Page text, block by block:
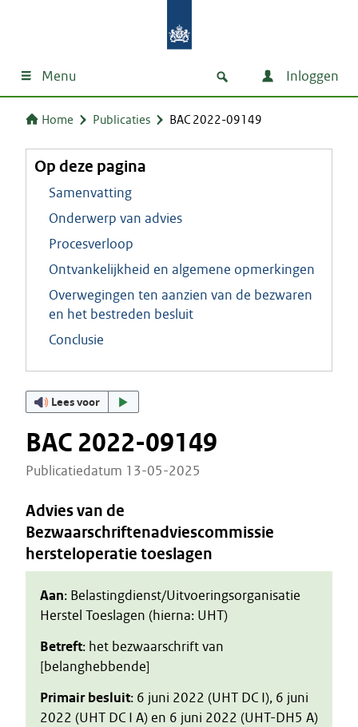
Menu Inloggen
Home Publicaties BAC 2022-09149
Op deze pagina
Samenvatting
Onderwerp van advies
Procesverloop
Ontvankelijkheid en algemene opmerkingen
Overwegingen ten aanzien van de bezwaren
en het bestreden besluit
Conclusie
Lees voor
BAC 2022-09149
Publicatiedatum 13-05-2025
Advies van de
Bezwaarschriftenadviescommissie
hersteloperatie toeslagen
Aan: Belastingdienst/Uitvoeringsorganisatie
Herstel Toeslagen (hierna: UHT)
Betreft: het bezwaarschrift van
[belanghebbende]
Primair besluit: 6 juni 2022 (UHT DC I), 6 juni
2022 (UHT DC I A) en 6 juni 2022 (UHT-DH5 A)